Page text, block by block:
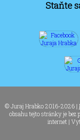
Staňte
© Juraj Hrabko 2016-2026 |
obsahu tejto stránky je bez
internet |